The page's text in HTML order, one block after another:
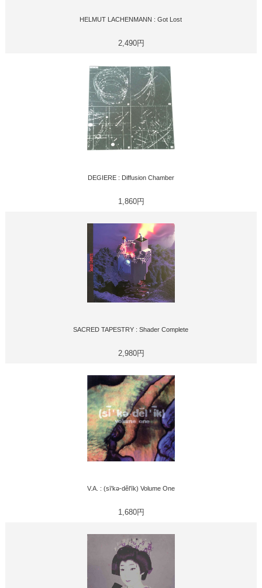
HELMUT LACHENMANN : Got Lost
2,490円
DEGIERE : Diffusion Chamber
1,860円
SACRED TAPESTRY : Shader Complete
2,980円
V.A. : (sī'kə-děl'īk) Volume One
1,680円